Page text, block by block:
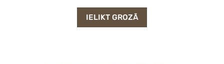
IELIKT GROZĀ